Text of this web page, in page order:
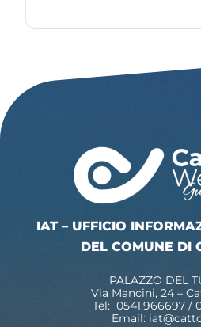
IAT – UFFICIO
DEL COMUNE DI
PALAZZO DEL
Via Mancini, 24 –
Tel: 0541.966697 /
Email: